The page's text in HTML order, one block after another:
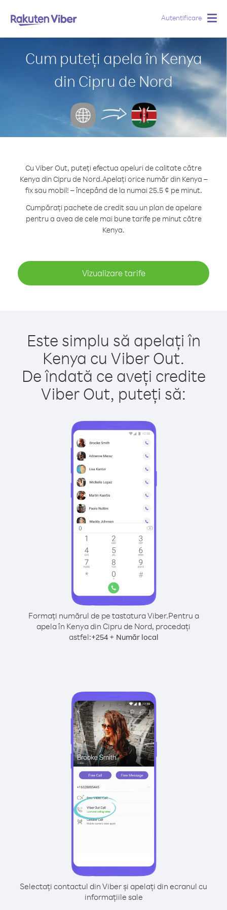
Autentificare
Cum puteți apela în Kenya
din Cipru de Nord
Cu Viber Out, puteți efectua apeluri de calitate către
Kenya din Cipru de Nord.Apelați orice număr din Kenya –
fix sau mobil! – începând de la numai 25.5 ¢ pe minut.
Cumpărați pachete de credit sau un plan de apelare
pentru a avea de cele mai bune tarife pe minut către
Kenya.
Vizualizare tarife
Este simplu să apelați în
Kenya cu Viber Out.
De îndată ce aveți credite
Viber Out, puteți să:
Formați numărul de pe tastatura Viber.Pentru a
apela în Kenya din Cipru de Nord, procedați
astfel:+254+ Număr local
Selectați contactul din Viber și apelați din ecranul cu
informațiile sale